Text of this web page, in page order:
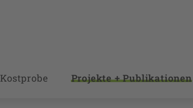
Kostprobe Projekte + Publikationen